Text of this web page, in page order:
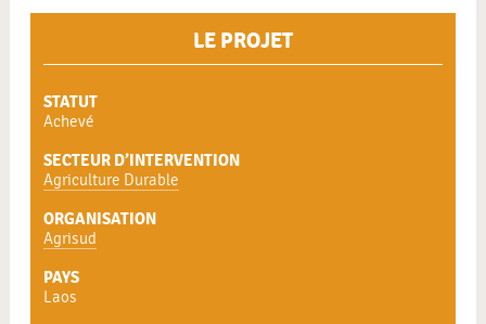
LE PROJET
STATUT
Achevé
SECTEUR D’INTERVENTION
Agriculture Durable
ORGANISATION
Agrisud
PAYS
Laos